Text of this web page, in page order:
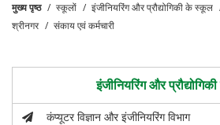
पग
मुख्य पृष्ठ स्कूलों इंजीनियरिंग और प्रौद्योगिकी के स्कूल
श्रीनगर
संकाय एवं कर्मचारी
इंजीनियरिंग और
कंप्यूटर विज्ञान और इंजीनियरिंग विभाग